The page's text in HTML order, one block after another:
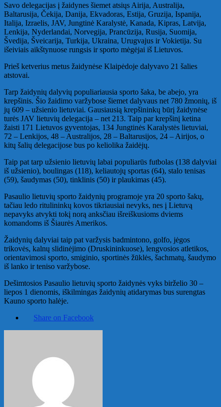
Savo delegacijas į žaidynes šiemet atsiųs Airija, Australija,
Baltarusija, Čekija, Danija, Ekvadoras, Estija, Gruzija, Ispanija,
Italija, Izraelis, JAV, Jungtinė Karalystė, Kanada, Kipras, Latvija,
Lenkija, Nyderlandai, Norvegija, Prancūzija, Rusija, Suomija,
Švedija, Šveicarija, Turkija, Ukraina, Urugvajus ir Vokietija. Su
išeiviais aikštynuose rungsis ir sporto mėgėjai iš Lietuvos.
Prieš ketverius metus žaidynėse Klaipėdoje dalyvavo 21 šalies
atstovai.
Tarp žaidynių dalyvių populiariausia sporto šaka, be abejo, yra
krepšinis. Šio žaidimo varžybose šiemet dalyvaus net 780 žmonių, iš
jų 609 – užsienio lietuviai. Gausiausią krepšininkų būrį žaidynėse
turės JAV lietuvių delegacija – net 213. Taip par krepšinį ketina
žaisti 171 Lietuvos gyventojas, 134 Jungtinės Karalystės lietuviai,
72 – Lenkijos, 48 – Australijos, 28 – Baltarusijos, 24 – Airijos, o
kitų šalių delegacijose bus po keliolika žaidėjų.
Taip pat tarp užsienio lietuvių labai populiarūs futbolas (138 dalyviai
iš užsienio), boulingas (118), keliautojų sportas (64), stalo tenisas
(59), šaudymas (50), tinklinis (50) ir plaukimas (45).
Pasaulio lietuvių sporto žaidynių programoje yra 20 sporto šakų,
tačiau ledo ritulininkų kovos tikriausiai nevyks, nes į Lietuvą
nepavyks atvykti tokį norą anksčiau išreiškusioms dviems
komandoms iš Šiaurės Amerikos.
Žaidynių dalyviai taip pat varžysis badmintono, golfo, jėgos
trikovės, kalnų slidinėjimo (Druskininkuose), lengvosios atletikos,
orientavimosi sporto, smiginio, sportinės žūklės, šachmatų, šaudymo
iš lanko ir teniso varžybose.
Dešimtosios Pasaulio lietuvių sporto žaidynės vyks birželio 30 –
liepos 1 dienomis, iškilmingas žaidynių atidarymas bus surengtas
Kauno sporto halėje.
Share on Facebook